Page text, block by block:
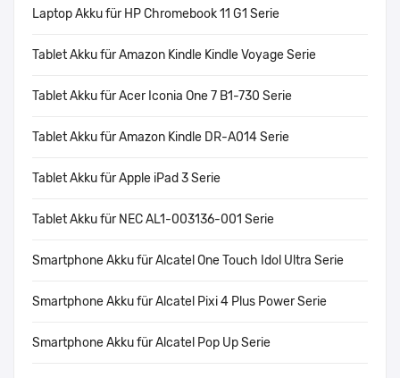
Laptop Akku für HP Chromebook 11 G1 Serie
Tablet Akku für Amazon Kindle Kindle Voyage Serie
Tablet Akku für Acer Iconia One 7 B1-730 Serie
Tablet Akku für Amazon Kindle DR-A014 Serie
Tablet Akku für Apple iPad 3 Serie
Tablet Akku für NEC AL1-003136-001 Serie
Smartphone Akku für Alcatel One Touch Idol Ultra Serie
Smartphone Akku für Alcatel Pixi 4 Plus Power Serie
Smartphone Akku für Alcatel Pop Up Serie